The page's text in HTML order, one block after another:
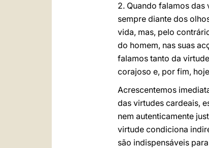
2. Quando falamos
sempre diante dos
vida, mas, pelo
do homem, nas suas
falamos tanto da
corajoso e, por fim,
Acrescentemos
das virtudes cardeais,
nem autenticamente
virtude condiciona
são indispensáveis